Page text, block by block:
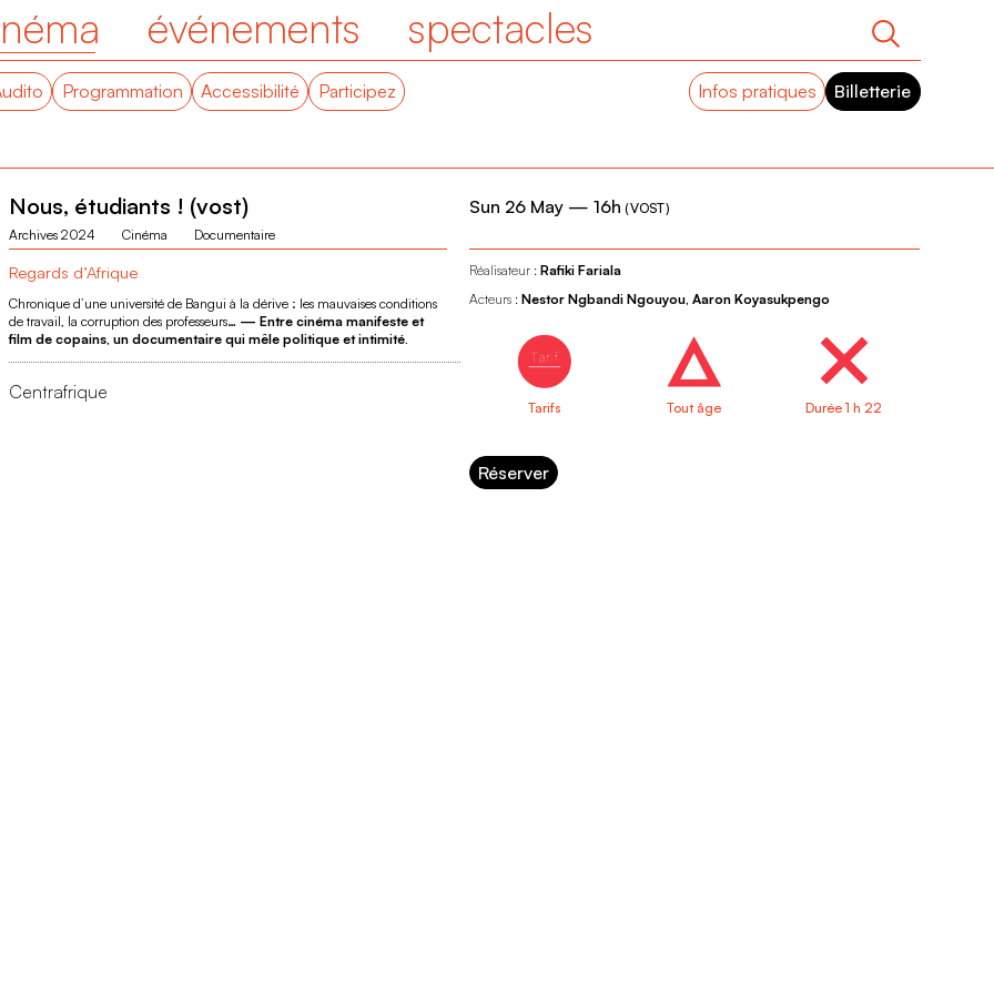
événements spectacles
Programmation Accessibilité Participez Infos pratiques Billetterie
Nous, étudiants ! (vost)
Archives 2024 Cinéma Documentaire
Regards d’Afrique
Chronique d’une université de Bangui à la dérive : les mauvaises conditions
de travail, la corruption des professeurs… — Entre cinéma manifeste et
film de copains, un documentaire qui mêle politique et intimité.
Centrafrique
Sun 26 May— 16h (VOST)
Réalisateur : Rafiki Fariala
Acteurs : Nestor Ngbandi Ngouyou, Aaron Koyasukpengo
Tarifs Tout âge Durée 1 h 22
Réserver